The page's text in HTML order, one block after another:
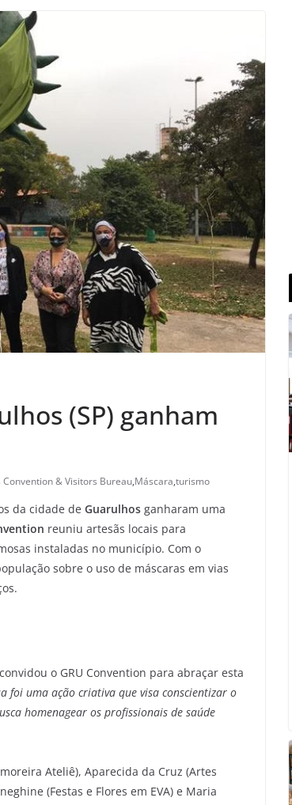
(SP) ganham
Convention & Visitors Bureau,Máscara,turismo
da cidade de Guarulhos ganharam uma
reuniu artesãs locais para
instaladas no município. Com o
sobre o uso de máscaras em vias
o GRU Convention para abraçar esta
foi uma ação criativa que visa conscientizar o
homenagear os profissionais de saúde
Ateliê), Aparecida da Cruz (Artes
(Festas e Flores em EVA) e Maria